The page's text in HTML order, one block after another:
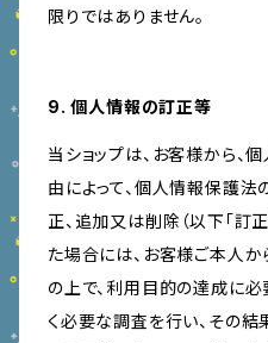
限りではありません。
9. 個人情報の訂正等
当ショップは、お客様から、
由によって、個人情報保護
正、追加又は削除（以下「訂
た場合には、お客様ご本人
の上で、利用目的の達成に
く必要な調査を行い、その